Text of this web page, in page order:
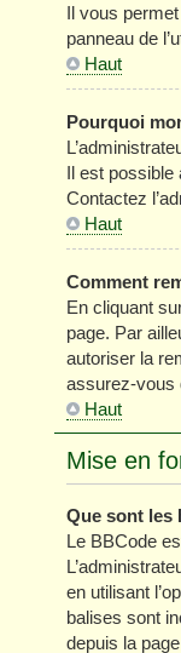
Il vous
panneau de
Haut
Pourquoi
Il est possible
Contactez
Haut
Comment
En cliquant
page. Par
autoriser la
assurez-vous
Haut
Mise en
Que sont les
Le BBCode
en utilisant
balises sont
depuis la